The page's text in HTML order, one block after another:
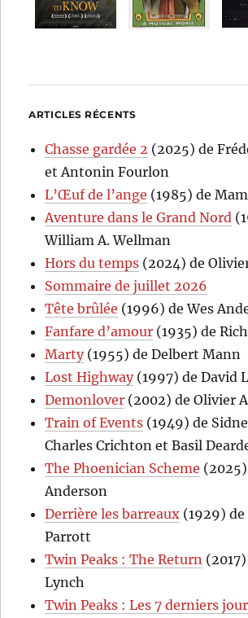
ARTICLES RÉCENTS
Chasse gardée 2 (2025) de
et Antonin Fourlon
L’Œuf de l’ange (1985) de
Aventure dans le Grand Nord
William A. Wellman
Hors du temps (2024) de
Sommaire de juillet 2026
Tête brûlée (1996) de Wes
Fanfare d’amour (1935) de
Marty(1955) de Delbert Mann
Lost Highway(1997) de David
Demonlover (2002) de Olivier
Train of Events (1949) de
Charles Crichton et Basil
The Phoenician Scheme
Anderson
Derrière les barreaux (1929) de
Parrott
Twin Peaks : The Return
Lynch
Twin Peaks : Les 7 derniers